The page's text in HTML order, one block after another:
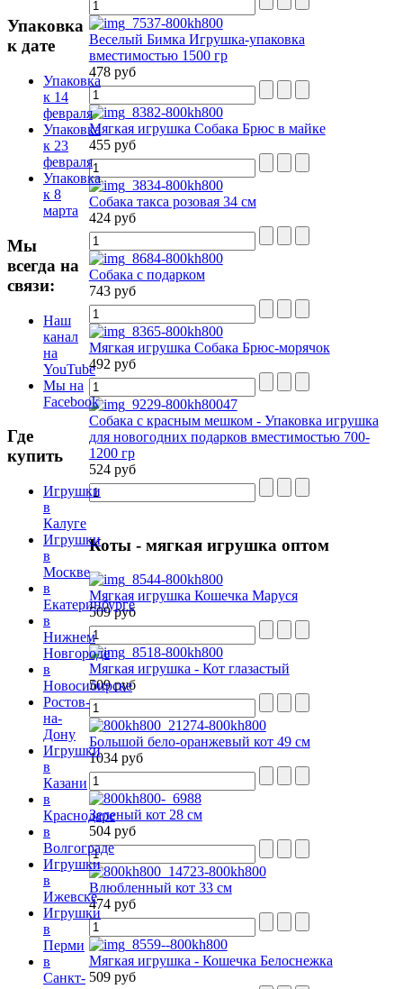
Веселый Бимка Игрушка-упаковка
вместимостью 1500 гр
478 руб
Мягкая игрушка Собака Брюс в майке
455 руб
Собака такса розовая 34 см
424 руб
Собака с подарком
743 руб
Мягкая игрушка Собака Брюс-морячок
492 руб
Собака с красным мешком - Упаковка игрушка
для новогодних подарков вместимостью 700-
1200 гр
524 руб
Коты- мягкая игрушка оптом
Мягкая игрушка Кошечка Маруся
509 руб
Мягкая игрушка - Кот глазастый
509 руб
Большой бело-оранжевый кот 49 см
1034 руб
Зеленый кот 28 см
504 руб
Влюбленный кот 33 см
474 руб
Мягкая игрушка - Кошечка Белоснежка
509 руб
Упаковка
к дате
Упаковка
к 14
февраля
Упаковка
к 23
февраля
Упаковка
к 8
марта
Мы
всегда на
связи:
Наш
канал
на
YouTube
Мы на
Facebook
Где
купить
Игрушки
в
Калуге
Игрушки
в
Москве
в
Екатеринбурге
в
Нижнем
Новгороде
в
Новосибирске
Ростов-
на-
Дону
Игрушки
в
Казани
в
Краснодаре
в
Волгограде
Игрушки
в
Ижевске
Игрушки
в
Перми
в
Санкт-